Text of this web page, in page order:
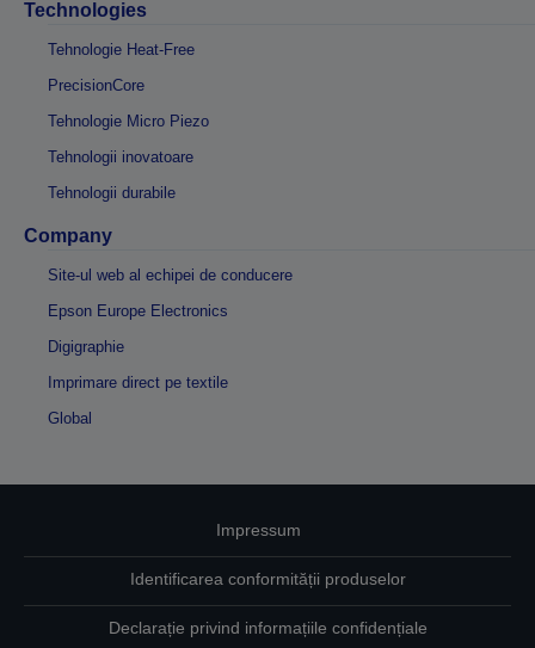
Technologies
Tehnologie Heat-Free
PrecisionCore
Tehnologie Micro Piezo
Tehnologii inovatoare
Tehnologii durabile
Company
Site-ul web al echipei de conducere
Epson Europe Electronics
Digigraphie
Imprimare direct pe textile
Global
Impressum
Identificarea conformității produselor
Declarație privind informațiile confidențiale